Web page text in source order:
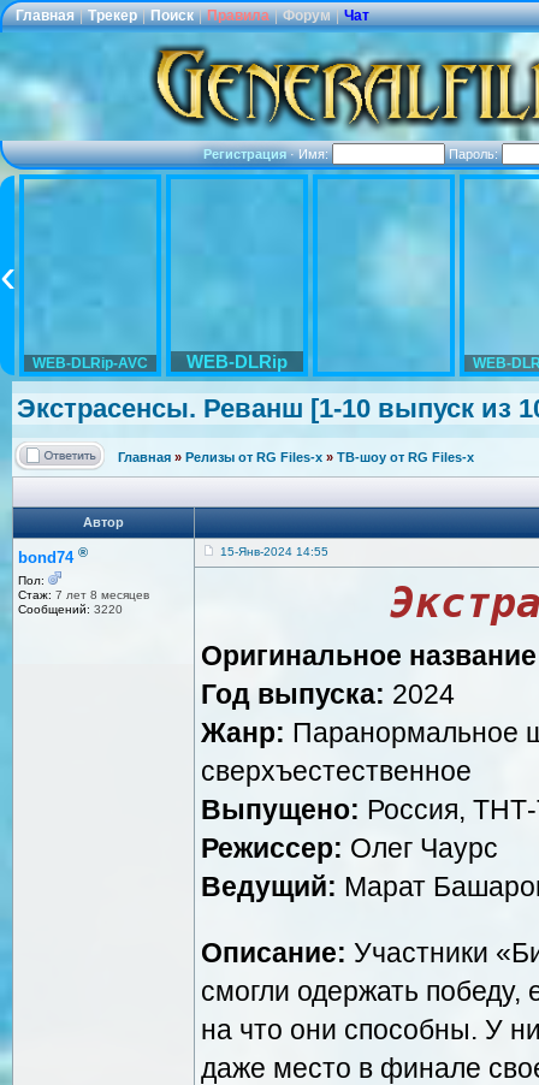
Главная | Трекер | Поиск | Правила | Форум | Чат
Регистрация·Имя: Пароль:
WEB-DLRip-AVC WEB-DLRip WEB-
Экстрасенсы. Реванш [1-10 выпуск из
Главная » Релизы от RG Files-x » ТВ-шоу от RG Files-x
Автор
bond74 ®
Пол:
Стаж: 7 лет 8 месяцев
Сообщений: 3220
15-Янв-2024 14:55
Оригинальное
Год выпуска: 2024
Жанр: Паранормальное
сверхъестественное
Выпущено: Россия,
Режиссер: Олег Чаурс
Ведущий: Марат
Описание: Участники
смогли одержать победу,
на что они способны. У
даже место в финале